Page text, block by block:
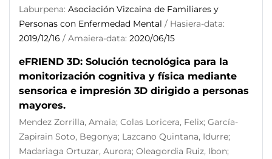
Laburpena: Asociación Vizcaina de Familiares y
Personas con Enfermedad Mental / Hasiera-data:
2019/12/16 / Amaiera-data: 2020/06/15
eFRIEND 3D: Solución tecnológica para la
monitorización cognitiva y física mediante
sensorica e impresión 3D dirigido a personas
mayores.
Mendez Zorrilla, Amaia; Colas Loricera, Felix; García-
Zapirain Soto, Begonya; Lazcano Quintana, Idurre;
Madariaga Ortuzar, Aurora; Oleagordia Ruiz, Ibon;